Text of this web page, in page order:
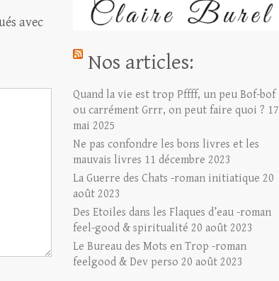
avec
Nos articles:
Quand la vie est trop Pffff, un peu Bof-bof
ou carrément Grrr, on peut faire quoi ? 17
mai 2025
Ne pas confondre les bons livres et les
mauvais livres 11 décembre 2023
La Guerre des Chats -roman initiatique 20
août 2023
Des Etoiles dans les Flaques d’eau -roman
feel-good & spiritualité 20 août 2023
Le Bureau des Mots en Trop -roman
feelgood & Dev perso 20 août 2023